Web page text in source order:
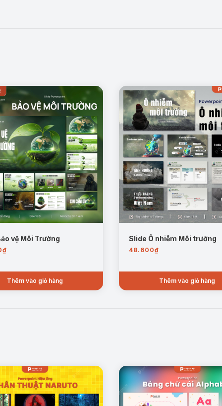
Mẫu trang: CFC là gì?
vệ Môi Trường
₫
Thêm vào giỏ hàng
Slide Ô nhiễm Môi trường
48.600₫
Thêm vào giỏ hàng